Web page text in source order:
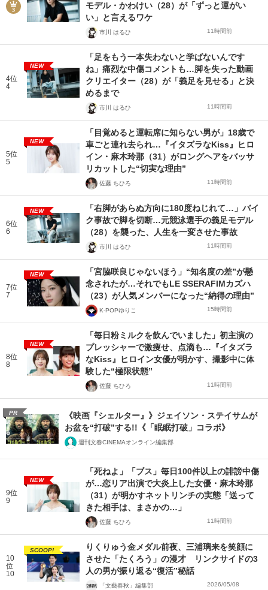
モデル・かわけい（28）が「ずっと運がい
い」と言えるワケ
市川 はるひ 11時間前
4位
4
NEW
「足をもう一本失わないと学ばないんです
ね」痛烈な中傷コメントも…脚を失った動画
クリエイター（28）が「義足を見せる」と決
めるまで
市川 はるひ 11時間前
5位
5
NEW
「目覚めると運転席に知らない男が」18歳で
車ごと連れ去られ…『イタズラなKiss』ヒロ
イン・麻木玲那（31）がロングヘアをバッサ
リカットした“切実な理由”
佐藤 ちひろ 11時間前
6位
6
NEW
「右脚があらぬ方向に180度ねじれて…」バイ
ク事故で脚を切断…元競泳選手の義足モデル
（28）を襲った、人生を一変させた事故
市川 はるひ 11時間前
7位
7
NEW
「宮脇咲良じゃないほう」“知名度の差”が懸
念されたが…それでもLE SSERAFIMカズハ
（23）が人気メンバーになった“納得の理由”
K-POPゆりこ 15時間前
8位
8
NEW
「毎日粉ミルクを飲んでいました」初主演の
プレッシャーで激痩せ、点滴も…『イタズラ
なKiss』ヒロイン女優が明かす、撮影中に体
験した“極限状態”
佐藤 ちひろ 11時間前
PR
《映画『シェルター』》ジェイソン・ステイサムが
お盆を“打破”する!!《「眠眠打破」コラボ》
週刊文春CINEMAオンライン編集部
9位
9
NEW
「死ねよ」「ブス」毎日100件以上の誹謗中傷
が…恋リア出演で大炎上した女優・麻木玲那
（31）が明かすネットリンチの実態「送って
きた相手は、まさかの…」
佐藤 ちひろ 11時間前
10
位
10
SCOOP!
りくりゅう金メダル前夜、三浦璃来を笑顔に
させた「たくろう」の漫才 リンクサイドの3
人の男が振り返る“復活”秘話
「文藝春秋」編集部 2026/05/08